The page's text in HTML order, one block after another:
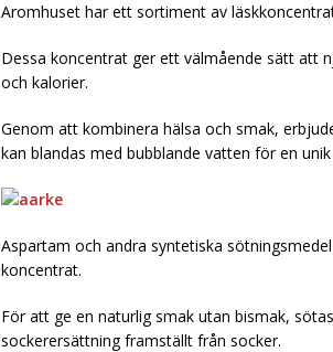
flaskor
TIPS
marginalen
TIPS
Aromhuset har ett sortiment av
Dessa koncentrat ger ett välmående sätt att
och kalorier.
Genom att kombinera hälsa och smak,
kan blandas med bubblande vatten för en
Aspartam och andra syntetiska
koncentrat.
För att ge en naturlig smak utan bismak,
sockerersättning framställt från socker.